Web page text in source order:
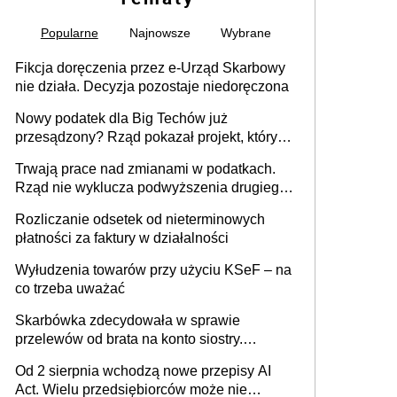
Popularne Najnowsze Wybrane
Fikcja doręczenia przez e-Urząd Skarbowy
nie działa. Decyzja pozostaje niedoręczona
Nowy podatek dla Big Techów już
przesądzony? Rząd pokazał projekt, który
Trwają prace nad zmianami w podatkach.
Rząd nie wyklucza podwyższenia drugiego
Rozliczanie odsetek od nieterminowych
płatności za faktury w działalności
Wyłudzenia towarów przy użyciu KSeF – na
co trzeba uważać
Skarbówka zdecydowała w sprawie
przelewów od brata na konto siostry.
darowizna, ale podatku jednak nie będzie
Od 2 sierpnia wchodzą nowe przepisy AI
Act. Wielu przedsiębiorców może nie